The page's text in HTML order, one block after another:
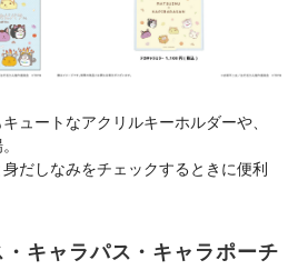
ュートなアクリルキーホルダーや、
だしなみをチェックするときに便利
キャラパス・キャラポーチ